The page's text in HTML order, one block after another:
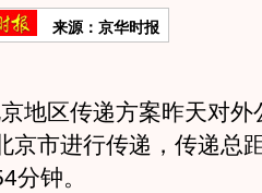
来源：京华时报
区传递方案昨天对外
京市进行传递，传递总
分钟。